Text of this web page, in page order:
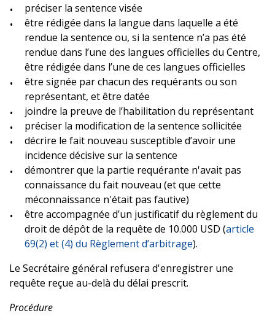
préciser la sentence visée
être rédigée dans la langue dans laquelle a été
rendue la sentence ou, si la sentence n’a pas été
rendue dans l’une des langues officielles du Centre,
être rédigée dans l’une de ces langues officielles
être signée par chacun des requérants ou son
représentant, et être datée
joindre la preuve de l’habilitation du représentant
préciser la modification de la sentence sollicitée
décrire le fait nouveau susceptible d’avoir une
incidence décisive sur la sentence
démontrer que la partie requérante n'avait pas
connaissance du fait nouveau (et que cette
méconnaissance n'était pas fautive)
être accompagnée d’un justificatif du règlement du
droit de dépôt de la requête de 10.000 USD (article
69(2) et (4) du Règlement d’arbitrage).
Le Secrétaire général refusera d'enregistrer une
requête reçue au-delà du délai prescrit.
Procédure